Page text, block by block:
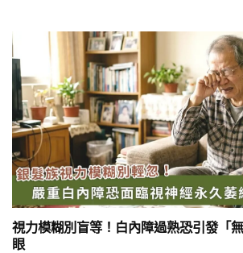
視力模糊別盲等！白內障過熟恐引發「
眼